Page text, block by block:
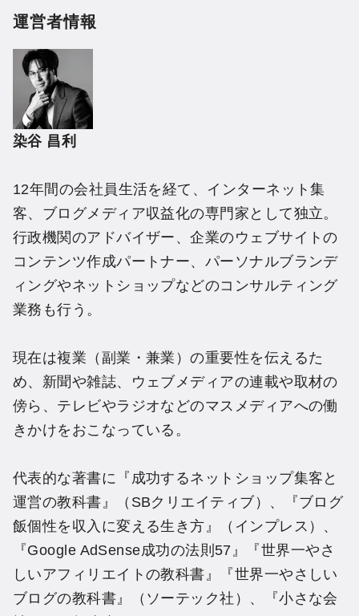
運営者情報
染谷 昌利
12年間の会社員生活を経て、インターネット集
客、ブログメディア収益化の専門家として独立。
行政機関のアドバイザー、企業のウェブサイトの
コンテンツ作成パートナー、パーソナルブランデ
ィングやネットショップなどのコンサルティング
業務も行う。
現在は複業（副業・兼業）の重要性を伝えるた
め、新聞や雑誌、ウェブメディアの連載や取材の
傍ら、テレビやラジオなどのマスメディアへの働
きかけをおこなっている。
代表的な著書に『成功するネットショップ集客と
運営の教科書』（SBクリエイティブ）、『ブログ
飯個性を収入に変える生き方』（インプレス）、
『Google AdSense成功の法則57』『世界一やさ
しいアフィリエイトの教科書』『世界一やさしい
ブログの教科書』（ソーテック社）、『小さな会